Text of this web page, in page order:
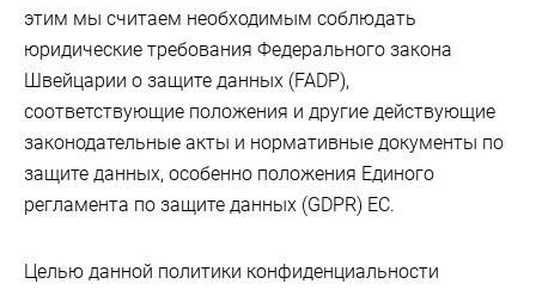
этим мы считаем необходимым соблюдать
юридические требования Федерального закона
Швейцарии о защите данных (FADP),
соответствующие положения и другие действующие
законодательные акты и нормативные документы по
защите данных, особенно положения Единого
регламента по защите данных (GDPR) ЕС.
Целью данной политики конфиденциальности